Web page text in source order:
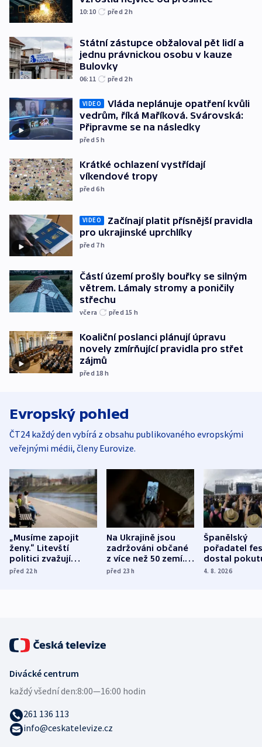
10:10 před 2h
Státní zástupce obžaloval pět lidí a
jednu právnickou osobu v kauze
Bulovky
06:11 před 2h
VIDEO
Vláda neplánuje opatření kvůli
vedrům, říká Maříková. Svárovská:
Připravme se na následky
před 5h
Krátké ochlazení vystřídají
víkendové tropy
před 6h
VIDEO
Začínají platit přísnější pravidla
pro ukrajinské uprchlíky
před 7h
Částí území prošly bouřky se silným
větrem. Lámaly stromy a poničily
střechu
včera před 15 h
Koaliční poslanci plánují úpravu
novely zmírňující pravidla pro střet
zájmů
před 18 h
Evropský pohled
ČT24 každý den vybírá z obsahu publikovaného evropskými
veřejnými médii, členy Eurovize.
„Musíme zapojit
ženy.“ Litevští
politici zvažují
dohodu o
před 22h
Na Ukrajině jsou
zadržováni občané
z více než 50 zemí.
Bojovali na straně
před 23h
Španělský
pořadatel
dostal
nekalé
4. 8. 2026
Divácké centrum
každý všední den:8:00—16:00 hodin
261 136 113
info@ceskatelevize.cz